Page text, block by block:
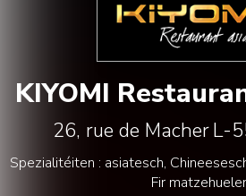
KIYOMI
26, rue de MacherL-
Spezialitéiten : asiatesch,
Fir